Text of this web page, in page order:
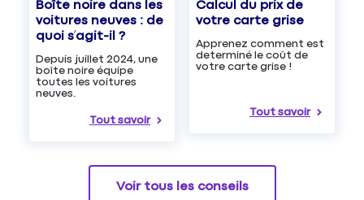
Boîte noire dans les
voitures neuves : de
quoi s’agit-il ?
Depuis juillet 2024, une
boîte noire équipe
toutes les voitures
neuves.
Tout savoir
Calcul du prix de
votre carte grise
Apprenez comment est
determiné le coût de
votre carte grise !
Tout savoir
Voir tous les conseils